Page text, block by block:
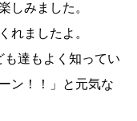
しみました。
れましたよ。
達もよく知ってい
ン！！」と元気な